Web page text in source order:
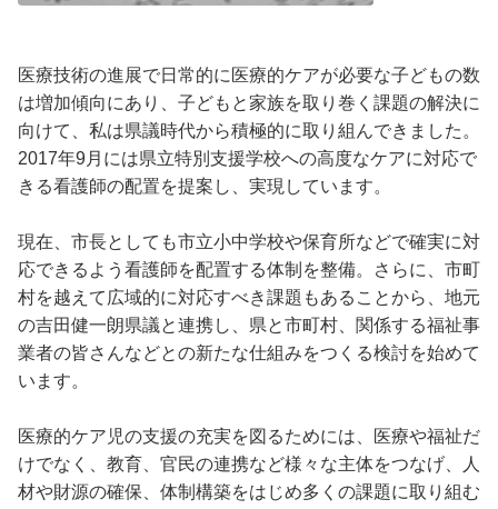
医療技術の進展で日常的に医療的ケアが必要な子どもの数
は増加傾向にあり、子どもと家族を取り巻く課題の解決に
向けて、私は県議時代から積極的に取り組んできました。
2017年9月には県立特別支援学校への高度なケアに対応で
きる看護師の配置を提案し、実現しています。
現在、市長としても市立小中学校や保育所などで確実に対
応できるよう看護師を配置する体制を整備。さらに、市町
村を越えて広域的に対応すべき課題もあることから、地元
の吉田健一朗県議と連携し、県と市町村、関係する福祉事
業者の皆さんなどとの新たな仕組みをつくる検討を始めて
います。
医療的ケア児の支援の充実を図るためには、医療や福祉だ
けでなく、教育、官民の連携など様々な主体をつなげ、人
材や財源の確保、体制構築をはじめ多くの課題に取り組む